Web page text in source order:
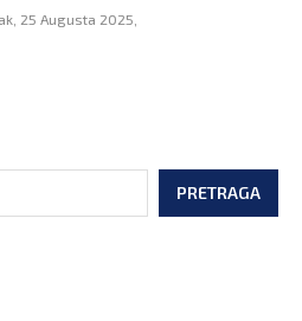
25 Augusta 2025,
PRETRAGA